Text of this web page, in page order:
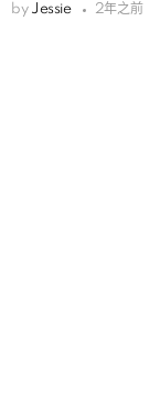
by Jessie 2年之前